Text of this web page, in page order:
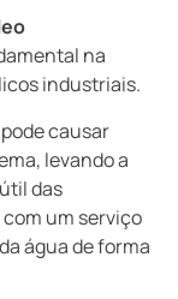
na
industriais.
causar
levando a
das
um serviço
água de forma